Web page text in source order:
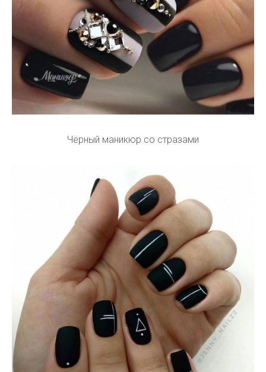
Чёрный маникюр со стразами